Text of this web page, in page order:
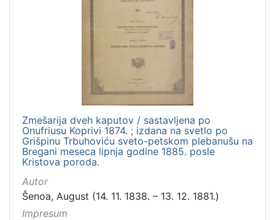
Zmešarija dveh kaputov / sastavljena po
Onufriusu Koprivi 1874. ; izdana na svetlo po
Grišpinu Trbuhoviću sveto-petskom plebanušu na
Bregani meseca lipnja godine 1885. posle
Kristova poroda.
Autor
Šenoa, August (14. 11. 1838. – 13. 12. 1881.)
Impresum